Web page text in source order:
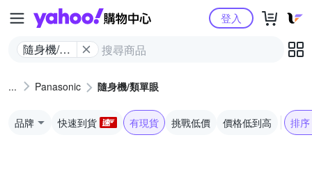
Yahoo購物中心
隨身機/類
登入
Panasonic 隨身機/類單眼
品牌 快速到貨 有現貨 挑戰低價 價格低到高 排序